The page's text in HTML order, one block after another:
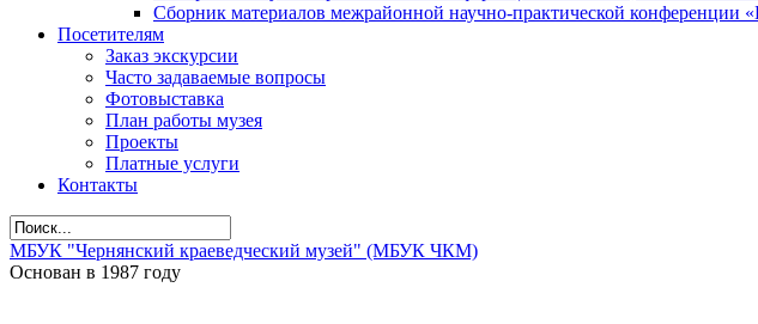
Сборник материалов межрайонной научно-практической конференции
Посетителям
Заказ экскурсии
Часто задаваемые вопросы
Фотовыставка
План работы музея
Проекты
Платные услуги
Контакты
МБУК "Чернянский краеведческий музей" (МБУК ЧКМ)
Основан в 1987 году